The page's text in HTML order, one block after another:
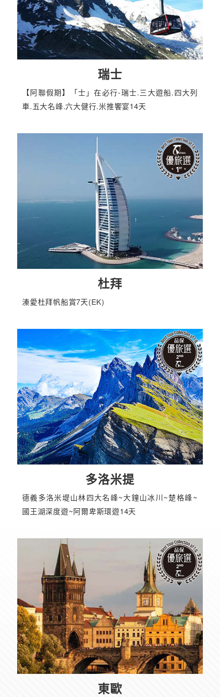
瑞士
【阿聯假期】「士」在必行-瑞士.三大遊船.四大列
車.五大名峰.六大健行.米推饗宴14天
杜拜
溱愛杜拜帆船賞7天(EK)
多洛米提
德義多洛米堤山林四大名峰~大鐘山冰川~楚格峰~
國王湖深度遊~阿爾卑斯環遊14天
東歐